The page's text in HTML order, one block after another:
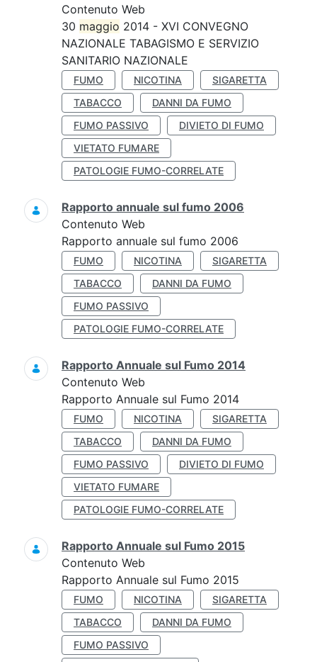
Contenuto Web
30 maggio 2014 - XVI CONVEGNO
NAZIONALE TABAGISMO E SERVIZIO
SANITARIO NAZIONALE
FUMO NICOTINA
SIGARETTA
TABACCO
DANNI DA FUMO
FUMO PASSIVO
DIVIETO DI FUMO
VIETATO FUMARE
PATOLOGIE FUMO-CORRELATE
Rapporto annuale sul fumo 2006
Contenuto Web
Rapporto annuale sul fumo 2006
FUMO NICOTINA
SIGARETTA
TABACCO
DANNI DA FUMO
FUMO PASSIVO
PATOLOGIE FUMO-CORRELATE
Rapporto Annuale sul Fumo 2014
Contenuto Web
Rapporto Annuale sul Fumo 2014
FUMO NICOTINA
SIGARETTA
TABACCO
DANNI DA FUMO
FUMO PASSIVO
DIVIETO DI FUMO
VIETATO FUMARE
PATOLOGIE FUMO-CORRELATE
Rapporto Annuale sul Fumo 2015
Contenuto Web
Rapporto Annuale sul Fumo 2015
FUMO NICOTINA
SIGARETTA
TABACCO
DANNI DA FUMO
FUMO PASSIVO